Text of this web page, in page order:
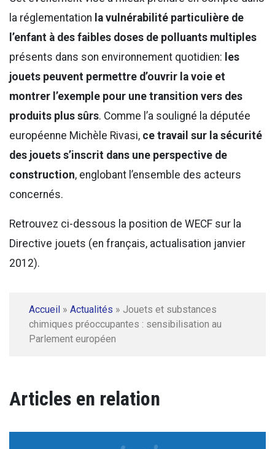
la réglementation la vulnérabilité particulière de
l’enfant à des faibles doses de polluants multiples
présents dans son environnement quotidien: les
jouets peuvent permettre d’ouvrir la voie et
montrer l’exemple pour une transition vers des
produits plus sûrs. Comme l’a souligné la députée
européenne Michèle Rivasi, ce travail sur la sécurité
des jouets s’inscrit dans une perspective de
construction, englobant l’ensemble des acteurs
concernés.
Retrouvez ci-dessous la position de WECF sur la
Directive jouets (en français, actualisation janvier
2012).
Accueil » Actualités » Jouets et substances
chimiques préoccupantes : sensibilisation au
Parlement européen
Articles en relation